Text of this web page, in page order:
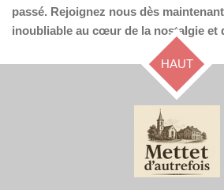
passé. Rejoignez nous dès
inoubliable au cœur de la nostalgie et
HAUT